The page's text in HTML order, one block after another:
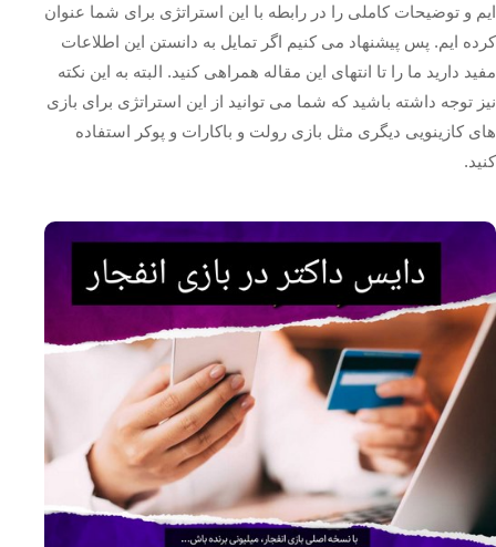
ایم و توضیحات کاملی را در رابطه با این استراتژی برای شما عنوان
کرده ایم. پس پیشنهاد می کنیم اگر تمایل به دانستن این اطلاعات
مفید دارید ما را تا انتهای این مقاله همراهی کنید‌. البته به این نکته
نیز توجه داشته باشید که شما می توانید از این استراتژی برای بازی
های کازینویی دیگری مثل بازی رولت و باکارات و پوکر استفاده
کنید.